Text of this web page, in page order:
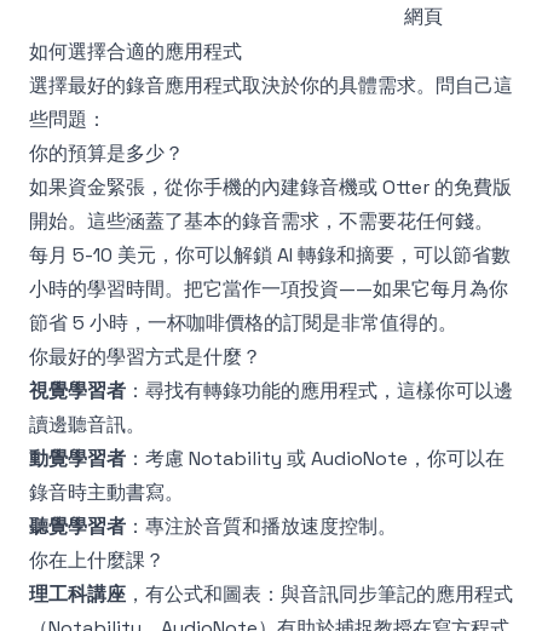
網頁
如何選擇合適的應用程式
選擇最好的錄音應用程式取決於你的具體需求。問自己這
些問題：
你的預算是多少？
如果資金緊張，從你手機的內建錄音機或 Otter 的免費版
開始。這些涵蓋了基本的錄音需求，不需要花任何錢。
每月 5-10 美元，你可以解鎖 AI 轉錄和摘要，可以節省數
小時的學習時間。把它當作一項投資——如果它每月為你
節省 5 小時，一杯咖啡價格的訂閱是非常值得的。
你最好的學習方式是什麼？
視覺學習者 ：尋找有轉錄功能的應用程式，這樣你可以邊
讀邊聽音訊。
動覺學習者 ：考慮 Notability 或 AudioNote，你可以在
錄音時主動書寫。
聽覺學習者 ：專注於音質和播放速度控制。
你在上什麼課？
理工科講座 ，有公式和圖表：與音訊同步筆記的應用程式